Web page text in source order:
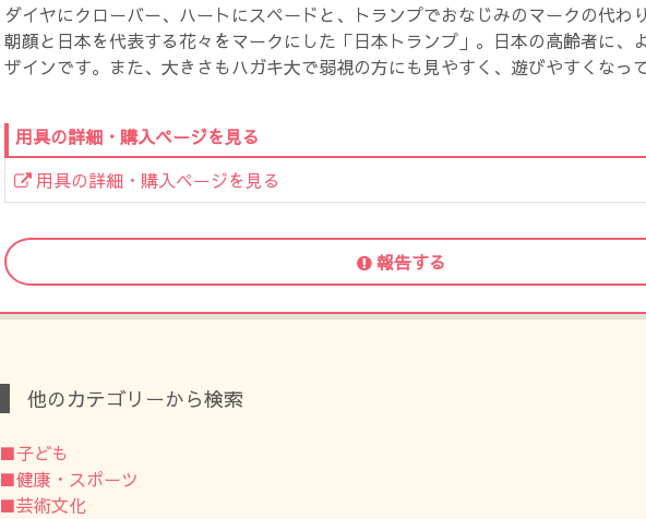
ダイヤにクローバー、ハートにスペードと、トランプでおなじみのマークの代わ
朝顔と日本を代表する花々をマークにした「日本トランプ」。日本の高齢者に、
ザインです。また、大きさもハガキ大で弱視の方にも見やすく、遊びやすくなっ
用具の詳細・購入ページを見る
用具の詳細・購入ページを見る
報告する
他のカテゴリーから検索
■子ども
■健康・スポーツ
■芸術文化